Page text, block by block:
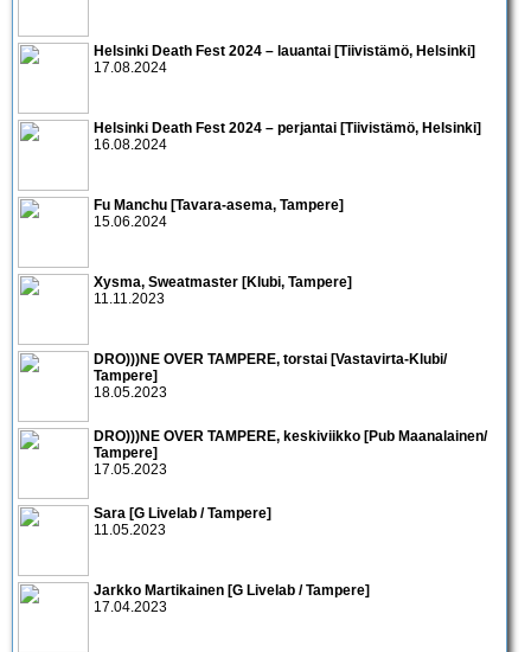
Helsinki Death Fest 2024 – lauantai [Tiivistämö, Helsinki]
17.08.2024
Helsinki Death Fest 2024 – perjantai [Tiivistämö, Helsinki]
16.08.2024
Fu Manchu [Tavara-asema, Tampere]
15.06.2024
Xysma, Sweatmaster [Klubi, Tampere]
11.11.2023
DRO)))NE OVER TAMPERE, torstai [Vastavirta-Klubi/
Tampere]
18.05.2023
DRO)))NE OVER TAMPERE, keskiviikko [Pub Maanalainen/
Tampere]
17.05.2023
Sara [G Livelab / Tampere]
11.05.2023
Jarkko Martikainen [G Livelab / Tampere]
17.04.2023